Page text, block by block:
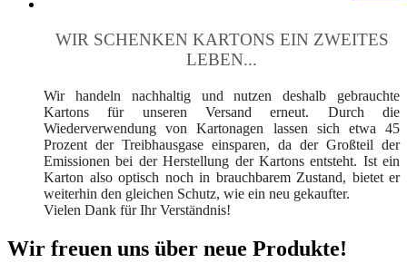
WIR SCHENKEN KARTONS EIN ZWEITES
LEBEN...
Wir handeln nachhaltig und nutzen deshalb gebrauchte
Kartons für unseren Versand erneut. Durch die
Wiederverwendung von Kartonagen lassen sich etwa 45
Prozent der Treibhausgase einsparen, da der Großteil der
Emissionen bei der Herstellung der Kartons entsteht. Ist ein
Karton also optisch noch in brauchbarem Zustand, bietet er
weiterhin den gleichen Schutz, wie ein neu gekaufter.
Vielen Dank für Ihr Verständnis!
Wir freuen uns über neue Produkte!